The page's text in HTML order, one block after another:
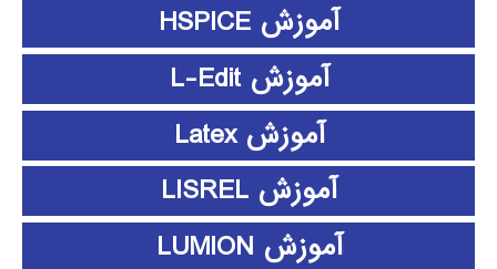
آموزش HSPICE
آموزش L-Edit
آموزش Latex
آموزش LISREL
آموزش LUMION